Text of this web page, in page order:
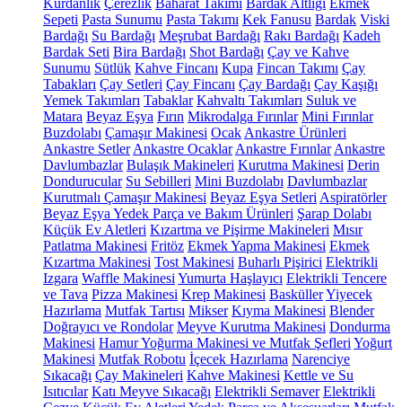
Kürdanlık Çerezlik Baharat Takımı Bardak Altlığı Ekmek
Sepeti Pasta Sunumu Pasta Takımı Kek Fanusu Bardak Viski
Bardağı Su Bardağı Meşrubat Bardağı Rakı Bardağı Kadeh
Bardak Seti Bira Bardağı Shot Bardağı Çay ve Kahve
Sunumu Sütlük Kahve Fincanı Kupa Fincan Takımı Çay
Tabakları Çay Setleri Çay Fincanı Çay Bardağı Çay Kaşığı
Yemek Takımları Tabaklar Kahvaltı Takımları Suluk ve
Matara Beyaz Eşya Fırın Mikrodalga Fırınlar Mini Fırınlar
Buzdolabı Çamaşır Makinesi Ocak Ankastre Ürünleri
Ankastre Setler Ankastre Ocaklar Ankastre Fırınlar Ankastre
Davlumbazlar Bulaşık Makineleri Kurutma Makinesi Derin
Dondurucular Su Sebilleri Mini Buzdolabı Davlumbazlar
Kurutmalı Çamaşır Makinesi Beyaz Eşya Setleri Aspiratörler
Beyaz Eşya Yedek Parça ve Bakım Ürünleri Şarap Dolabı
Küçük Ev Aletleri Kızartma ve Pişirme Makineleri Mısır
Patlatma Makinesi Fritöz Ekmek Yapma Makinesi Ekmek
Kızartma Makinesi Tost Makinesi Buharlı Pişirici Elektrikli
Izgara Waffle Makinesi Yumurta Haşlayıcı Elektrikli Tencere
ve Tava Pizza Makinesi Krep Makinesi BasküllerYiyecek
Hazırlama Mutfak Tartısı Mikser Kıyma Makinesi Blender
Doğrayıcı ve Rondolar Meyve Kurutma Makinesi Dondurma
Makinesi Hamur Yoğurma Makinesi ve Mutfak Şefleri Yoğurt
Makinesi Mutfak Robotu İçecek Hazırlama Narenciye
Sıkacağı Çay Makineleri Kahve Makinesi Kettle ve Su
Isıtıcılar Katı Meyve Sıkacağı Elektrikli Semaver Elektrikli